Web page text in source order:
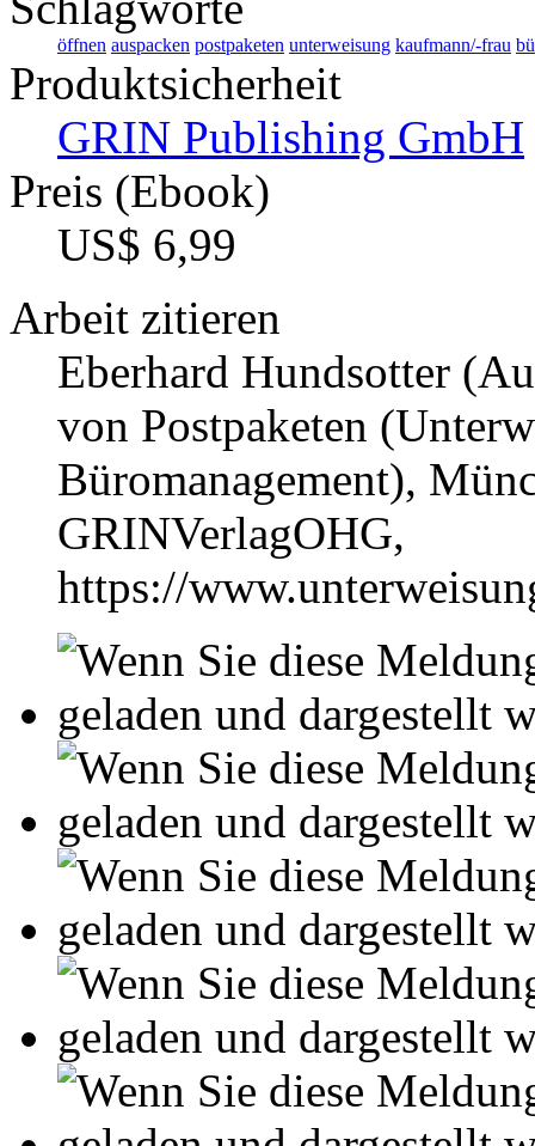
öffnen auspacken postpaketen unterweisung kaufmann/-frau
Produktsicherheit
GRIN Publishing GmbH
Preis (Ebook)
US$ 6,99
Arbeit zitieren
Eberhard Hundsotter
von Postpaketen
Büromanagement),
GRINVerlagOHG,
https://
Leseprobe aus 5 Seiten
Arbeiten hochladen
Ihre Unterweisung /